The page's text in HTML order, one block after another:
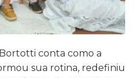
conta como a
sua rotina, redefiniu